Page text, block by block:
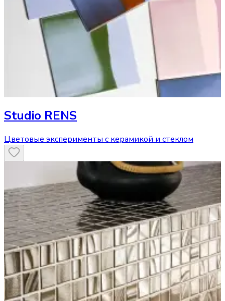
Studio RENS
Цветовые эксперименты с керамикой и стеклом